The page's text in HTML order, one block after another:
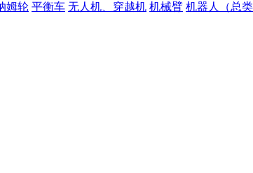
姆轮 平衡车 无人机、穿越机 机械臂 机器人（总类